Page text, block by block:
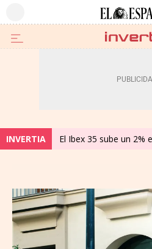
INVERTIA El Ibex 35 sube un